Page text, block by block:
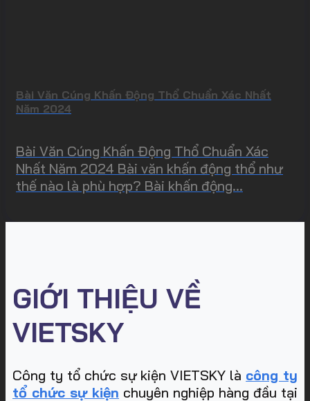
Bài Văn Cúng Khấn Động Thổ Chuẩn Xác Nhất
Năm 2024
Bài Văn Cúng Khấn Động Thổ Chuẩn Xác
Nhất Năm 2024 Bài văn khấn động thổ như
thế nào là phù hợp? Bài khấn động...
GIỚI THIỆU VỀ
VIETSKY
Công ty tổ chức sự kiện VIETSKY là công ty
tổ chức sự kiện chuyên nghiệp hàng đầu tại